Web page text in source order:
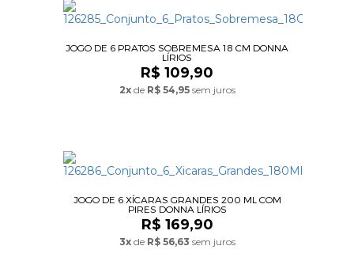
JOGO DE 6 PRATOS SOBREMESA 18 CM DONNA
LÍRIOS
R$ 109,90
2xde R$ 54,95sem juros
JOGO DE 6 XÍCARAS GRANDES 200 ML COM
PIRES DONNA LÍRIOS
R$ 169,90
3xde R$ 56,63 sem juros